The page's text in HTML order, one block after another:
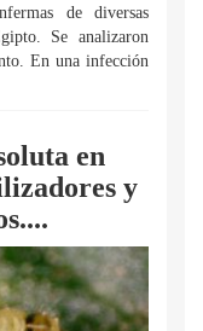
de diversas
Se analizaron
En una infección
en
y